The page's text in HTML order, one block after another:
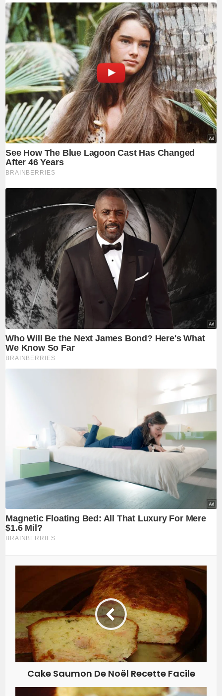
Cake Saumon De Noël Recette Facile